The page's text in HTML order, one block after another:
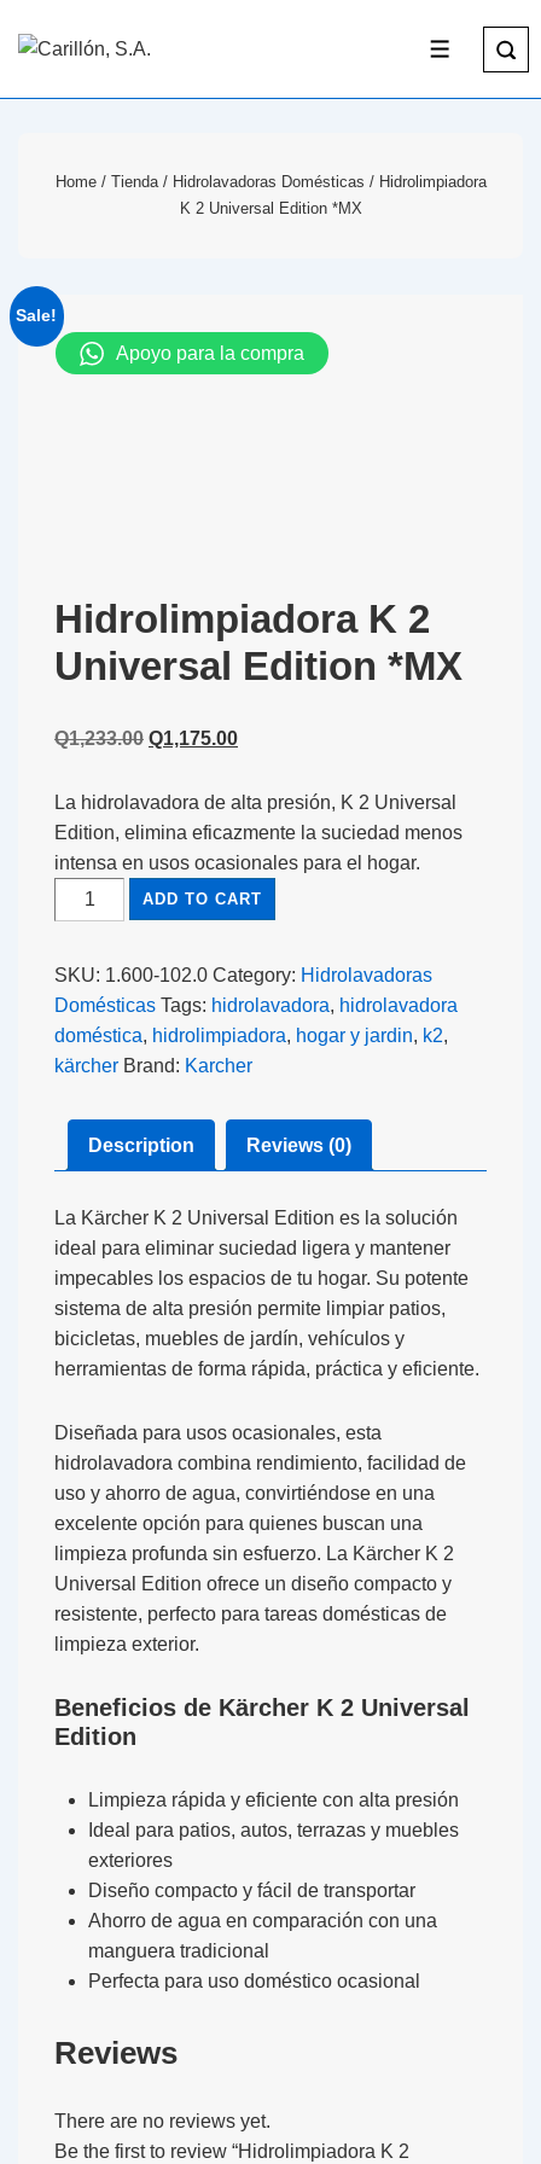
Home/ Tienda/ Hidrolavadoras Domésticas / Hidrolimpiadora
K 2 Universal Edition *MX
Sale!
Apoyo para la compra
Hidrolimpiadora K 2
Universal Edition *MX
Q1,233.00 Q1,175.00
La hidrolavadora de alta presión, K 2 Universal
Edition, elimina eficazmente la suciedad menos
intensa en usos ocasionales para el hogar.
ADD TO CART
SKU: 1.600-102.0 Category: Hidrolavadoras
Domésticas Tags: hidrolavadora, hidrolavadora
doméstica, hidrolimpiadora, hogar y jardin, k2,
kärcher Brand: Karcher
Description Reviews (0)
La Kärcher K 2 Universal Edition es la solución
ideal para eliminar suciedad ligera y mantener
impecables los espacios de tu hogar. Su potente
sistema de alta presión permite limpiar patios,
bicicletas, muebles de jardín, vehículos y
herramientas de forma rápida, práctica y eficiente.
Diseñada para usos ocasionales, esta
hidrolavadora combina rendimiento, facilidad de
uso y ahorro de agua, convirtiéndose en una
excelente opción para quienes buscan una
limpieza profunda sin esfuerzo. La Kärcher K 2
Universal Edition ofrece un diseño compacto y
resistente, perfecto para tareas domésticas de
limpieza exterior.
Beneficios de Kärcher K 2 Universal
Edition
Limpieza rápida y eficiente con alta presión
Ideal para patios, autos, terrazas y muebles
exteriores
Diseño compacto y fácil de transportar
Ahorro de agua en comparación con una
manguera tradicional
Perfecta para uso doméstico ocasional
Reviews
There are no reviews yet.
Be the first to review “Hidrolimpiadora K 2